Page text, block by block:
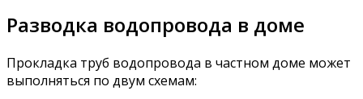
Разводка водопровода в доме
Прокладка труб водопровода в частном доме может
выполняться по двум схемам: